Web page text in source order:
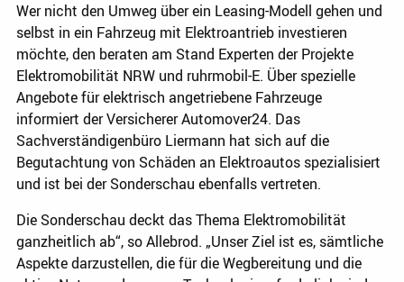
Wer nicht den Umweg über ein Leasing-Modell gehen und
selbst in ein Fahrzeug mit Elektroantrieb investieren
möchte, den beraten am Stand Experten der Projekte
Elektromobilität NRW und ruhrmobil-E. Über spezielle
Angebote für elektrisch angetriebene Fahrzeuge
informiert der Versicherer Automover24. Das
Sachverständigenbüro Liermann hat sich auf die
Begutachtung von Schäden an Elektroautos spezialisiert
und ist bei der Sonderschau ebenfalls vertreten.
Die Sonderschau deckt das Thema Elektromobilität
ganzheitlich ab“, so Allebrod. „Unser Ziel ist es, sämtliche
Aspekte darzustellen, die für die Wegbereitung und die